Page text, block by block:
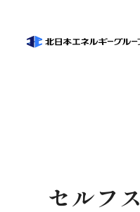
セルフ